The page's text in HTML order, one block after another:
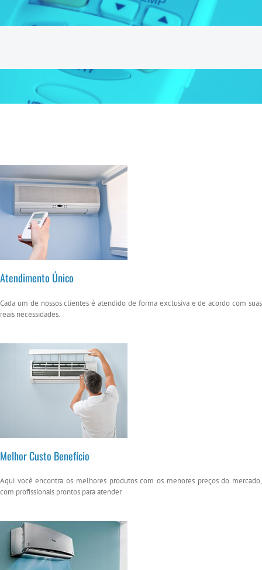
Atendimento Único
Cada um de nossos clientes é atendido de forma exclusiva e de acordo com suas
reais necessidades.
Melhor Custo Benefício
Aqui você encontra os melhores produtos com os menores preços do mercado,
com profissionais prontos para atender.